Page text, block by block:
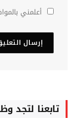
أعلمني
تابعنا لتجد